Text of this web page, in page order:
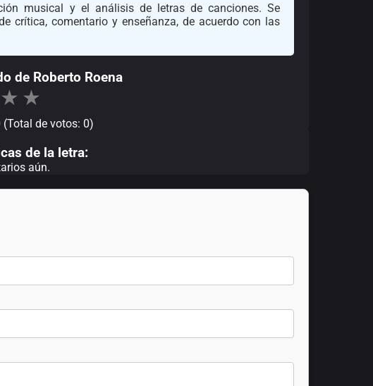
musical y el análisis de letras de canciones. Se
crítica, comentario y enseñanza, de acuerdo con las
de Roberto Roena
★ ★
de votos: 0)
de la letra:
aún.